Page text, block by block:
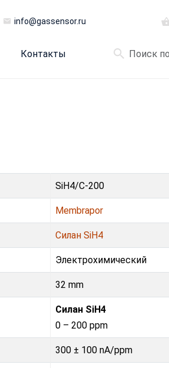
info@gassensor.ru
Контакты
SiH4/C-200
Membrapor
Силан SiH4
Электрохимический
32 mm
Силан SiH4
0 – 200 ppm
300 ± 100 nA/ppm